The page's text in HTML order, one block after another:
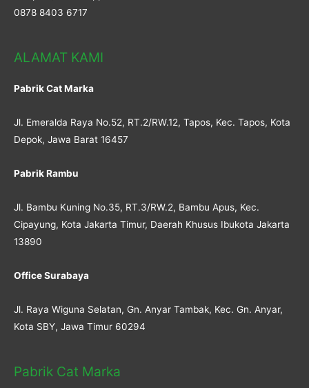
0878 8403 6717
ALAMAT KAMI
Pabrik Cat Marka
Jl. Emeralda Raya No.52, RT.2/RW.12, Tapos, Kec. Tapos, Kota
Depok, Jawa Barat 16457
Pabrik Rambu
Jl. Bambu Kuning No.35, RT.3/RW.2, Bambu Apus, Kec.
Cipayung, Kota Jakarta Timur, Daerah Khusus Ibukota Jakarta
13890
Office Surabaya
Jl. Raya Wiguna Selatan, Gn. Anyar Tambak, Kec. Gn. Anyar,
Kota SBY, Jawa Timur 60294
Pabrik Cat Marka